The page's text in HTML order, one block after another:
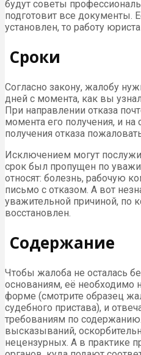
будут советы
подготовит все документы.
установлен, то работу
Сроки
Согласно закону, жалобу
дней с момента, как вы
При направлении отказа
момента его получения, и на
получения отказа
Исключением могут
срок был пропущен по
относят: болезнь, рабочую
письмо с отказом. А вот
уважительной причиной, по
восстановлен.
Содержание
Чтобы жалоба не осталась
основаниям, её необходимо
форме (смотрите образец
судебного пристава), и
требованиям по
высказываний,
нецензурных. А в практике